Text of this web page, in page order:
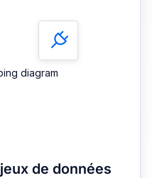
de données